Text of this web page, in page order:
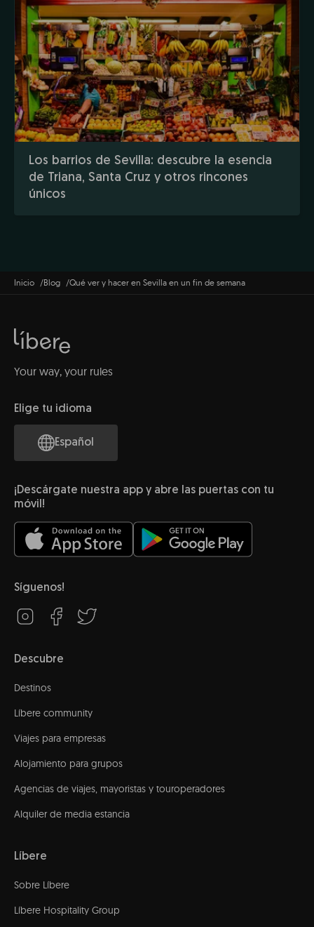
Los barrios de Sevilla: descubre la esencia
de Triana, Santa Cruz y otros rincones
únicos
Inicio Blog Qué ver y hacer en Sevilla en un fin de semana
Your way, your rules
Elige tu idioma
Español
¡Descárgate nuestra app y abre las puertas con tu
móvil!
Síguenos!
Descubre
Destinos
Líbere community
Viajes para empresas
Alojamiento para grupos
Agencias de viajes, mayoristas y touroperadores
Alquiler de media estancia
Líbere
Sobre Líbere
Líbere Hospitality Group